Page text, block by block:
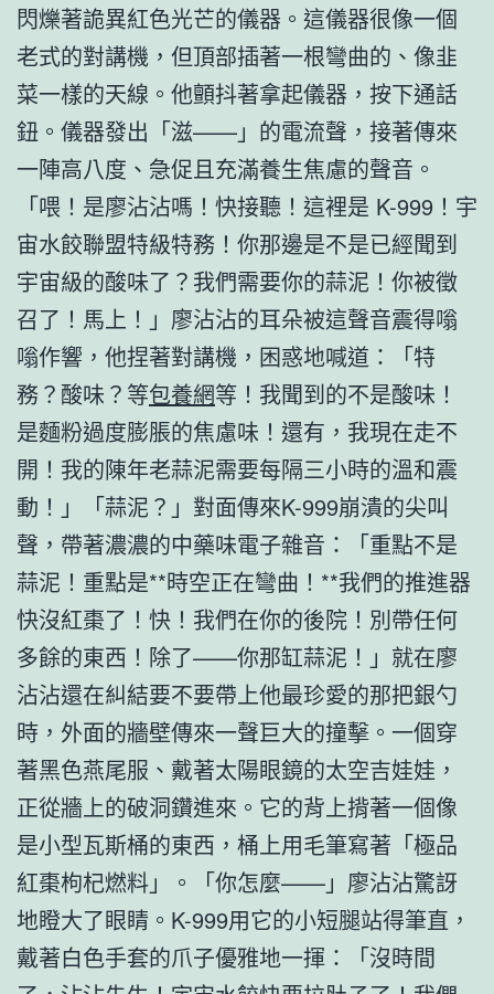
閃爍著詭異紅色光芒的儀器。這儀器很像一個
老式的對講機，但頂部插著一根彎曲的、像韭
菜一樣的天線。他顫抖著拿起儀器，按下通話
鈕。儀器發出「滋——」的電流聲，接著傳來
一陣高八度、急促且充滿養生焦慮的聲音。
「喂！是廖沾沾嗎！快接聽！這裡是 K-999！宇
宙水餃聯盟特級特務！你那邊是不是已經聞到
宇宙級的酸味了？我們需要你的蒜泥！你被徵
召了！馬上！」廖沾沾的耳朵被這聲音震得嗡
嗡作響，他捏著對講機，困惑地喊道：「特
務？酸味？等包養網等！我聞到的不是酸味！
是麵粉過度膨脹的焦慮味！還有，我現在走不
開！我的陳年老蒜泥需要每隔三小時的溫和震
動！」「蒜泥？」對面傳來K-999崩潰的尖叫
聲，帶著濃濃的中藥味電子雜音：「重點不是
蒜泥！重點是**時空正在彎曲！**我們的推進器
快沒紅棗了！快！我們在你的後院！別帶任何
多餘的東西！除了——你那缸蒜泥！」就在廖
沾沾還在糾結要不要帶上他最珍愛的那把銀勺
時，外面的牆壁傳來一聲巨大的撞擊。一個穿
著黑色燕尾服、戴著太陽眼鏡的太空吉娃娃，
正從牆上的破洞鑽進來。它的背上揹著一個像
是小型瓦斯桶的東西，桶上用毛筆寫著「極品
紅棗枸杞燃料」。「你怎麼——」廖沾沾驚訝
地瞪大了眼睛。K-999用它的小短腿站得筆直，
戴著白色手套的爪子優雅地一揮：「沒時間